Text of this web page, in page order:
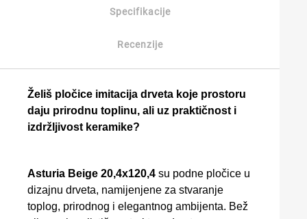
Specifikacije
Recenzije
Želiš pločice imitacija drveta koje prostoru
daju prirodnu toplinu, ali uz praktičnost i
izdržljivost keramike?
Asturia Beige 20,4x120,4 su podne pločice u
dizajnu drveta, namijenjene za stvaranje
toplog, prirodnog i elegantnog ambijenta. Bež